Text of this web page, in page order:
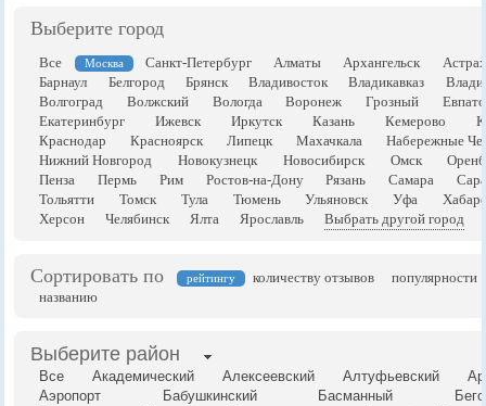
Выберите город
Все Москва Санкт-Петербург Алматы Архангельск
Барнаул
Белгород Брянск Владивосток Владикавказ
Волгоград
Волжский Вологда Воронеж Грозный
Екатеринбург
Ижевск Иркутск Казань Кемерово
Краснодар
Красноярск Липецк Махачкала
Набережные
Нижний Новгород
Новокузнецк Новосибирск Омск
Пенза
Пермь Рим Ростов-на-Дону Рязань Самара
Тольятти
Томск Тула Тюмень Ульяновск Уфа
Херсон
Челябинск Ялта Ярославль Выбрать другой город
Сортировать по рейтингу количеству отзывов
популярности
названию
Выберите район
Все Академический Алексеевский Алтуфьевский
Аэропорт
Бабушкинский Басманный